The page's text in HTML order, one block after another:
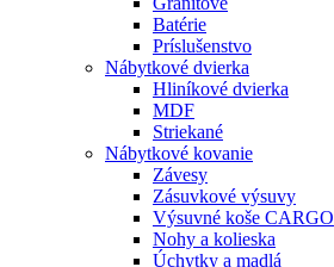
Batérie
Príslušenstvo
Nábytkové dvierka
Hliníkové dvierka
MDF
Striekané
Nábytkové kovanie
Závesy
Zásuvkové výsuvy
Výsuvné koše CARGO
Nohy a kolieska
Úchytky a madlá